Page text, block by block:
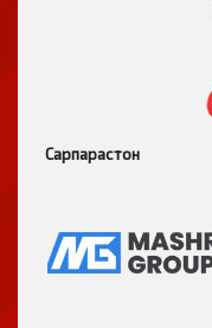
Сарпарастон